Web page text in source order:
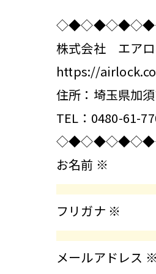
株式会社 エアロ
https://
住所：埼玉県加
TEL：0480-61-
お名前 ※
フリガナ ※
メールアドレス ※